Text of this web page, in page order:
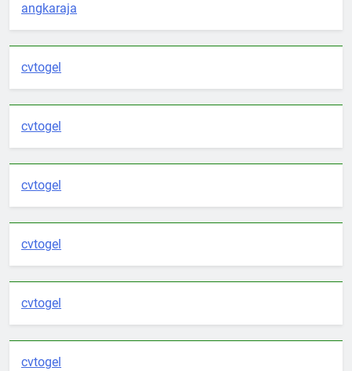
angkaraja
cvtogel
cvtogel
cvtogel
cvtogel
cvtogel
cvtogel